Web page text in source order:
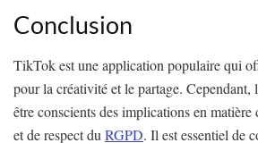
Conclusion
TikTok est une application populaire qui
pour la créativité et le partage. Cependant,
être conscients des implications en matière
et de respect du RGPD. Il est essentiel de